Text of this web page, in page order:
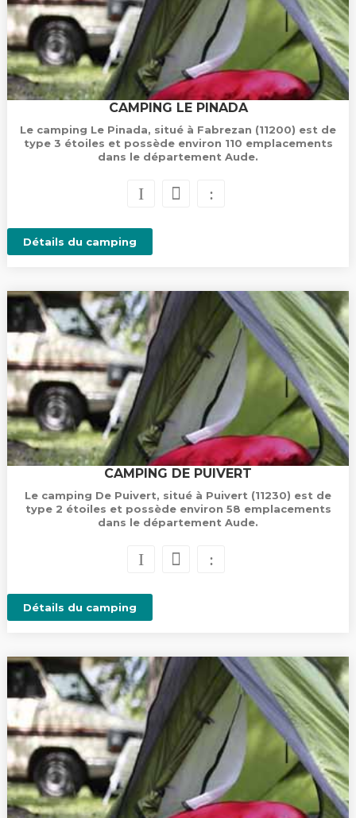
CAMPING LE PINADA
Le camping Le Pinada, situé à Fabrezan (11200) est de
type 3 étoiles et possède environ 110 emplacements
dans le département Aude.
Détails du camping
CAMPING DE PUIVERT
Le camping De Puivert, situé à Puivert (11230) est de
type 2 étoiles et possède environ 58 emplacements
dans le département Aude.
Détails du camping